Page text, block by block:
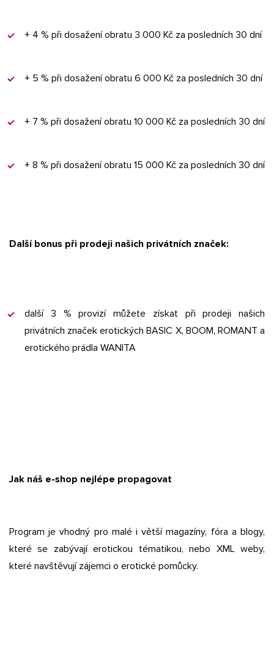
+ 4 % při dosažení obratu 3 000 Kč za posledních 30 dní
+ 5 % při dosažení obratu 6 000 Kč za posledních 30 dní
+ 7 % při dosažení obratu 10 000 Kč za posledních 30 dní
+ 8 % při dosažení obratu 15 000 Kč za posledních 30 dní
Další bonus při prodeji našich privátních značek:
další 3 % provizí můžete získat při prodeji našich
privátních značek erotických BASIC X, BOOM, ROMANT a
erotického prádla WANITA
Jak náš e-shop nejlépe propagovat
Program je vhodný pro malé i větší magazíny, fóra a blogy,
které se zabývají erotickou tématikou, nebo XML weby,
které navštěvují zájemci o erotické pomůcky.